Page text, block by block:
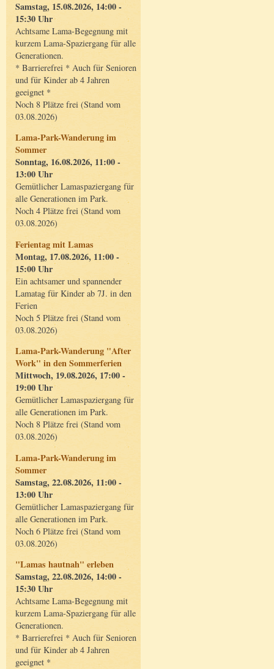
Samstag, 15.08.2026, 14:00 -
15:30 Uhr
Achtsame Lama-Begegnung mit
kurzem Lama-Spaziergang für alle
Generationen.
* Barrierefrei * Auch für Senioren
und für Kinder ab 4 Jahren
geeignet *
Noch 8 Plätze frei (Stand vom
03.08.2026)
Lama-Park-Wanderung im
Sommer
Sonntag, 16.08.2026, 11:00 -
13:00 Uhr
Gemütlicher Lamaspaziergang für
alle Generationen im Park.
Noch 4 Plätze frei (Stand vom
03.08.2026)
Ferientag mit Lamas
Montag, 17.08.2026, 11:00 -
15:00 Uhr
Ein achtsamer und spannender
Lamatag für Kinder ab 7J. in den
Ferien
Noch 5 Plätze frei (Stand vom
03.08.2026)
Lama-Park-Wanderung "After
Work" in den Sommerferien
Mittwoch, 19.08.2026, 17:00 -
19:00 Uhr
Gemütlicher Lamaspaziergang für
alle Generationen im Park.
Noch 8 Plätze frei (Stand vom
03.08.2026)
Lama-Park-Wanderung im
Sommer
Samstag, 22.08.2026, 11:00 -
13:00 Uhr
Gemütlicher Lamaspaziergang für
alle Generationen im Park.
Noch 6 Plätze frei (Stand vom
03.08.2026)
"Lamas hautnah" erleben
Samstag, 22.08.2026, 14:00 -
15:30 Uhr
Achtsame Lama-Begegnung mit
kurzem Lama-Spaziergang für alle
Generationen.
* Barrierefrei * Auch für Senioren
und für Kinder ab 4 Jahren
geeignet *